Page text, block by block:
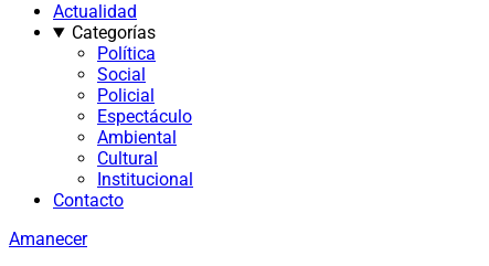
Actualidad
Categorías
Política
Social
Policial
Espectáculo
Ambiental
Cultural
Institucional
Contacto
Amanecer